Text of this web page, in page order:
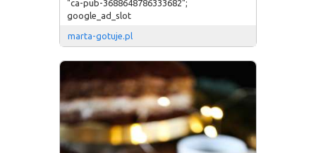
"ca-pub-3688648786333682";
google_ad_slot
marta-gotuje.pl